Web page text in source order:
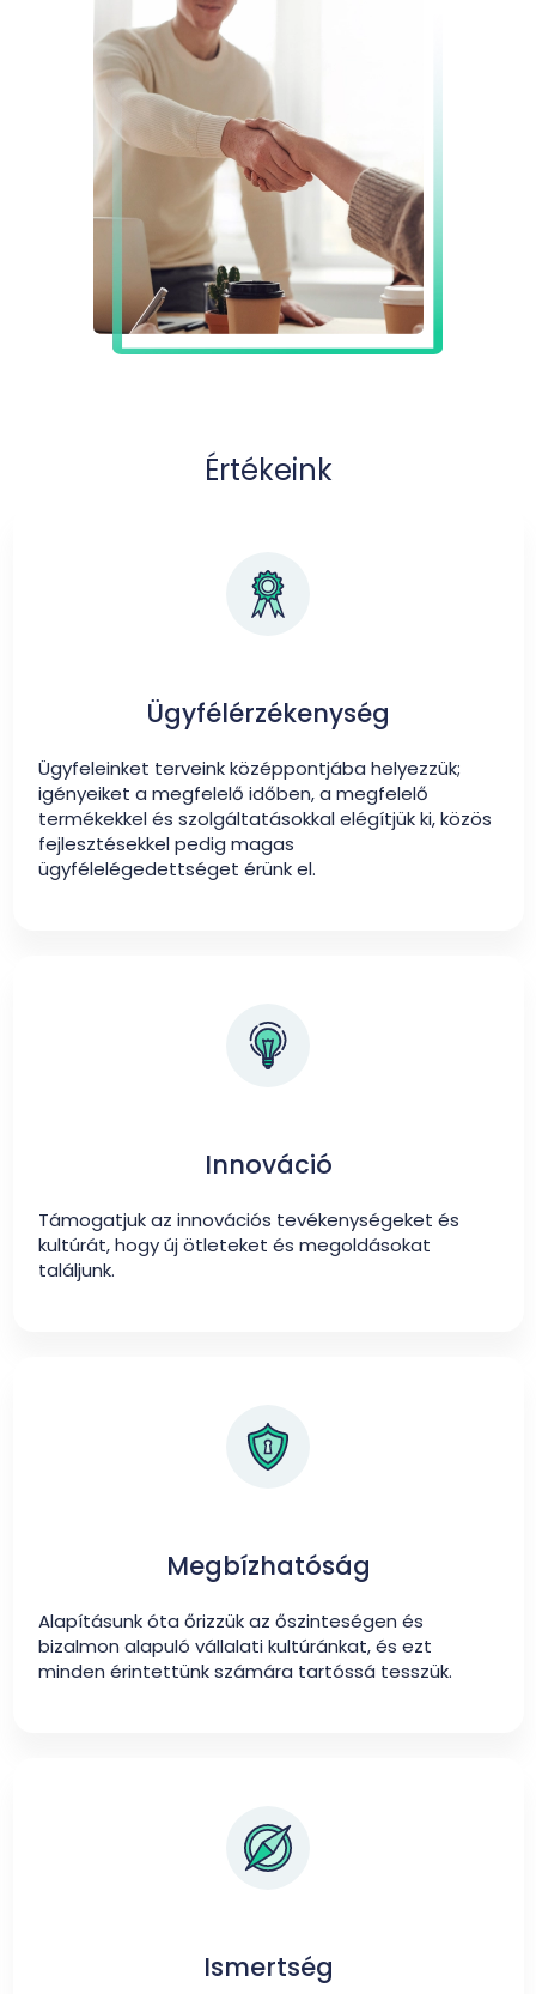
Értékeink
Ügyfélérzékenység
Ügyfeleinket terveink középpontjába helyezzük;
igényeiket a megfelelő időben, a megfelelő
termékekkel és szolgáltatásokkal elégítjük ki, közös
fejlesztésekkel pedig magas
ügyfélelégedettséget érünk el.
Innováció
Támogatjuk az innovációs tevékenységeket és
kultúrát, hogy új ötleteket és megoldásokat
találjunk.
Megbízhatóság
Alapításunk óta őrizzük az őszinteségen és
bizalmon alapuló vállalati kultúránkat, és ezt
minden érintettünk számára tartóssá tesszük.
Ismertség